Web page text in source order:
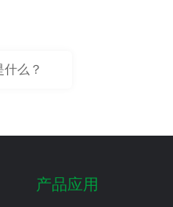
么？
产品应用